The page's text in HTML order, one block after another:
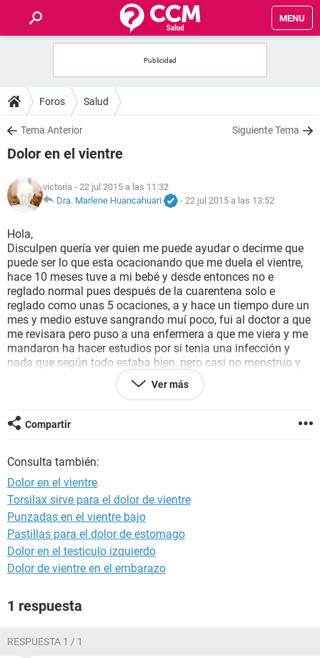
MENU
FOROS
SALUD
NUTRICIÓN
BIENESTAR
SEXUALIDAD
GLOSARIO
Foros Salud
Tema Anterior Siguiente Tema
Dolor en el vientre
victoria - 22 jul 2015 a las 11:32
Dra. Marlene Huancahuari
- 22 jul 2015 a las 13:52
Hola,
Disculpen quería ver quien me puede ayudar o decirme que
puede ser lo que esta ocacionando que me duela el vientre,
hace 10 meses tuve a mi bebé y desde entonces no e
reglado normal pues después de la cuarentena solo e
reglado como unas 5 ocaciones, a y hace un tiempo dure un
mes y medio estuve sangrando muí poco, fui al doctor a que
me revisara pero puso a una enfermera a que me viera y me
mandaron ha hacer estudios por si tenia una infección y
nada que según todo estaba bien, pero casi no menstruo y
aparte casi todos los días tengo dolor en el bajo vientre !!!
¿alguien me puede ayudar o que me pueda desir que podría
Ver más
Compartir
Consulta también:
Dolor en el vientre
Torsilax sirve para el dolor de vientre
Punzadas en el vientre bajo
Pastillas para el dolor de estomago
Dolor en el testiculo izquierdo
Dolor de vientre en el embarazo
1 respuesta
RESPUESTA 1 / 1